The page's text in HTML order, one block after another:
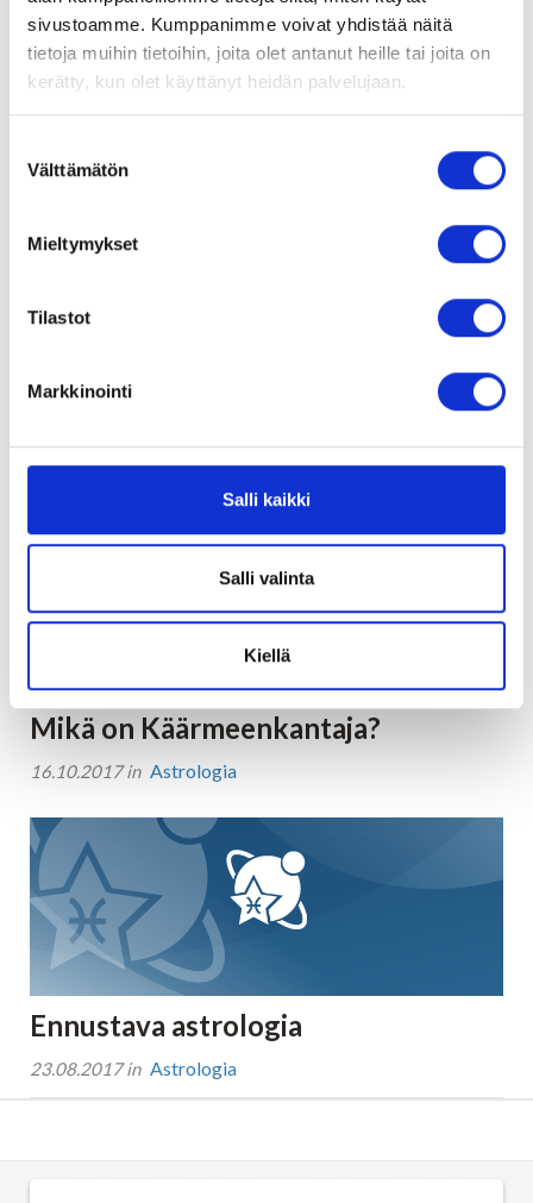
sivustoamme. Kumppanimme voivat yhdistää näitä
tietoja muihin tietoihin, joita olet antanut heille tai joita on
kerätty, kun olet käyttänyt heidän palvelujaan.
valinta
Välttämätön
Mieltymykset
Tilastot
Markkinointi
Salli kaikki
Salli valinta
Kiellä
Astrologia
Ennustus
Kaukoparannus
Numerologia
Selvänäkeminen
Tarot
Tähtimerkit
21.07.2016 in
03.05.2018 in Astrologia
Mikä on Käärmeenkantaja?
16.10.2017 in Astrologia
Ennustava astrologia
23.08.2017 in Astrologia